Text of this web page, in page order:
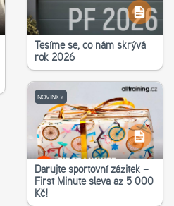
Těšíme se, co nám skrývá
rok 2026
NOVINKY
Darujte sportovní zážitek –
First Minute sleva až 5 000
Kč!